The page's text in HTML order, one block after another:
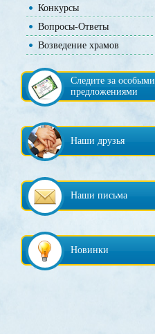
Конкурсы
Вопросы-Ответы
Возведение храмов
Следите за особыми
предложениями
Наши друзья
Наши письма
Новинки